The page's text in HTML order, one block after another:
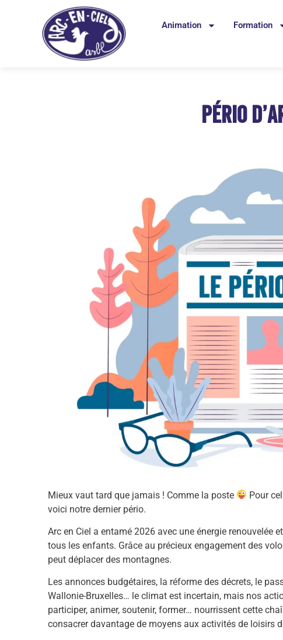
Animation Formation
Pério
Mieux vaut tard que jamais ! Comme la poste
Pour
voici notre dernier pério.
Arc en Ciel a entamé 2026 avec une énergie renouvelée
tous les enfants. Grâce au précieux engagement des
peut déplacer des montagnes.
Les annonces budgétaires, la réforme des décrets, le
Wallonie-Bruxelles… le climat est incertain, mais nos
participer, animer, soutenir, former… nourrissent cette
consacrer davantage de moyens aux activités de loisirs